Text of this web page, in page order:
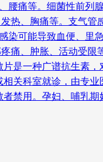
腰痛等。细菌性前
热、胸痛等。支气
染可能导致血便、
痛、肿胀、活动受
是一种广谱抗生素
关科室就诊，由专
禁用。孕妇、哺乳